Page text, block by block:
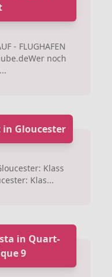
- FLUGHAFEN
noch
Gloucester
Klass
Klas...
in Quart-
9